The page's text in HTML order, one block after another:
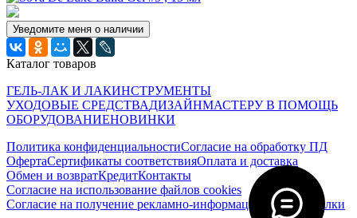
Уведомите меня о наличии
Каталог товаров
ГЕЛЬ-ЛАК И ЛАКИНСТРУМЕНТЫ
УХОДОВЫЕ СРЕДСТВАДИЗАЙНМАСТЕРУ В ПОМОЩЬ
ОБОРУДОВАНИЕНОВИНКИ
Политика конфиденциальностиСогласие на обработку ПД
ОфертаСертификаты соответствияОплата и доставка
Обмен и возвратКредитКонтакты
Согласие на использование файлов cookies
Согласие на получение рекламно-информационной рассылки